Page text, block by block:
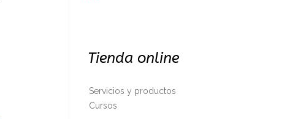
Tienda online
Servicios y productos
Cursos